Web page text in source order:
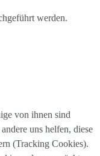
werden.
von ihnen sind
uns helfen, diese
(Tracking Cookies).